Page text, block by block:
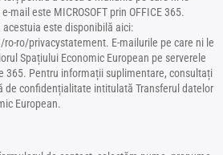
mail este MICROSOFT prin OFFICE 365.
este disponibilă aici:
ro/privacystatement. E-mailurile pe care ni le
Spațiului Economic European pe serverele
365. Pentru informații suplimentare, consultați
de confidențialitate intitulată Transferul datelor
European.